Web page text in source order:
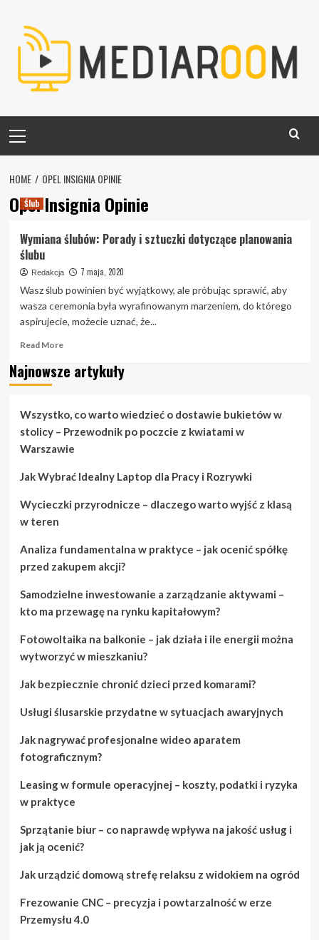
content
Menu
HOME OPEL INSIGNIA OPINIE
Opel Insignia Opinie
Ślub
Wymiana ślubów: Porady i sztuczki dotyczące planowania
ślubu
Redakcja 7 maja, 2020
Wasz ślub powinien być wyjątkowy, ale próbując sprawić, aby
wasza ceremonia była wyrafinowanym marzeniem, do którego
aspirujecie, możecie uznać, że...
Read MoreRead
about
Wymiana
sztuczki
dotyczące
ślubu
Najnowsze artykuły
Wszystko, co warto wiedzieć o dostawie bukietów w
stolicy – Przewodnik po poczcie z kwiatami w
Warszawie
Jak Wybrać Idealny Laptop dla Pracy i Rozrywki
Wycieczki przyrodnicze – dlaczego warto wyjść z klasą
w teren
Analiza fundamentalna w praktyce – jak ocenić spółkę
przed zakupem akcji?
Samodzielne inwestowanie a zarządzanie aktywami –
kto ma przewagę na rynku kapitałowym?
Fotowoltaika na balkonie – jak działa i ile energii można
wytworzyć w mieszkaniu?
Jak bezpiecznie chronić dzieci przed komarami?
Usługi ślusarskie przydatne w sytuacjach awaryjnych
Jak nagrywać profesjonalne wideo aparatem
fotograficznym?
Leasing w formule operacyjnej – koszty, podatki i ryzyka
w praktyce
Sprzątanie biur – co naprawdę wpływa na jakość usług i
jak ją ocenić?
Jak urządzić domową strefę relaksu z widokiem na ogród
Frezowanie CNC – precyzja i powtarzalność w erze
Przemysłu 4.0